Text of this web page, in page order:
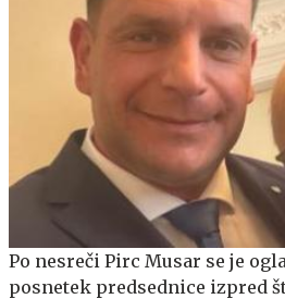
Po nesreči Pirc Musar se je
posnetek predsednice izpred